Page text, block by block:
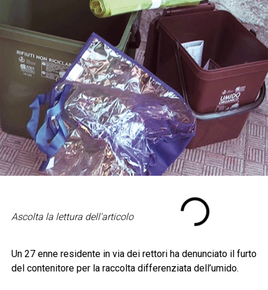
Ascolta la lettura dell'articolo
Un 27 enne residente in via dei rettori ha denunciato il furto
del contenitore per la raccolta differenziata dell’umido.